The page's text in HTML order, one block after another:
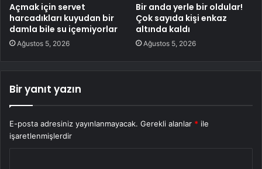
Açmak için servet
harcadıkları kuyudan bir
damla bile su içemiyorlar
Ağustos 5, 2026
Bir anda yerle bir oldular!
Çok sayıda kişi enkaz
altında kaldı
Ağustos 5, 2026
Bir yanıt yazın
E-posta adresiniz yayınlanmayacak. Gerekli alanlar * ile
işaretlenmişlerdir